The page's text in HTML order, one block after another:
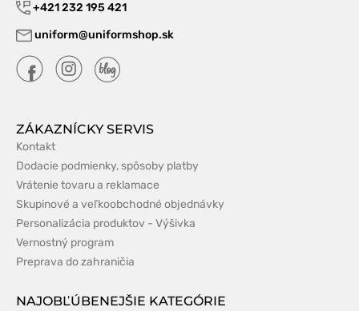
+421 232 195 421
uniform@uniformshop.sk
ZÁKAZNÍCKY SERVIS
Kontakt
Dodacie podmienky, spôsoby platby
Vrátenie tovaru a reklamace
Skupinové a veľkoobchodné objednávky
Personalizácia produktov - Výšivka
Vernostný program
Preprava do zahraničia
NAJOBĽÚBENEJŠIE KATEGÓRIE